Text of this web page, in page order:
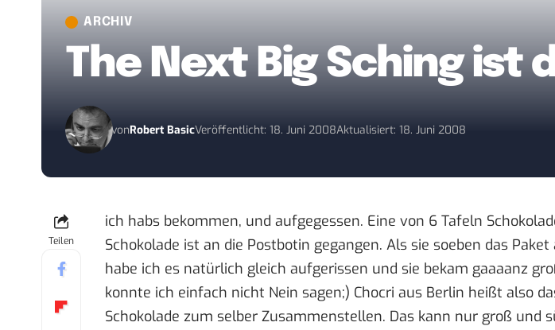
ARCHIV
The Next Big Sching ist
vonRobert BasicVeröffentlicht: 18. Juni 2008Aktualisiert: 18. Juni 2008
Teilen
ich habs bekommen, und aufgegessen. Eine von 6 Tafeln
Schokolade ist an die Postbotin gegangen. Als sie soeben das
habe ich es natürlich gleich aufgerissen und sie bekam gaaaanz
konnte ich einfach nicht Nein sagen;) Chocri aus Berlin heißt also
Schokolade zum selber Zusammenstellen. Das kann nur groß und